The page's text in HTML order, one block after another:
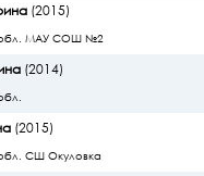
(2015)
обл. МАУ СОШ №2
(2014)
(2015)
СШ Окуловка